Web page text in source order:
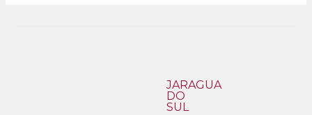
JARAGUÁ
DO
SUL